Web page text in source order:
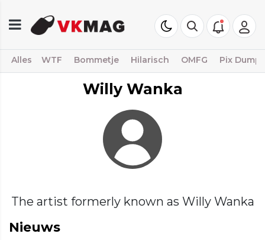
Alles WTF Bommetje Hilarisch OMFG Pix Dump
Willy Wanka
The artist formerly known as Willy Wanka
Nieuws